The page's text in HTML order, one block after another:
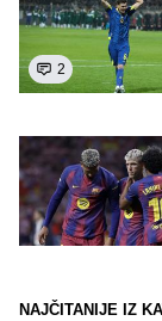
2
NAJČITANIJE IZ